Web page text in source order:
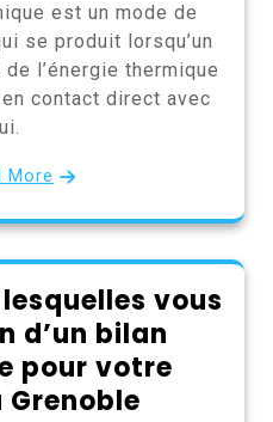
est un mode de
se produit lorsqu’un
l’énergie thermique
contact direct avec
More
vous
d’un bilan
pour votre
Grenoble